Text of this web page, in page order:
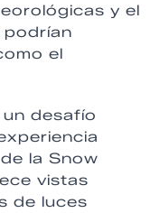
y el
podrían
el
desafío
la Snow
vistas
de luces